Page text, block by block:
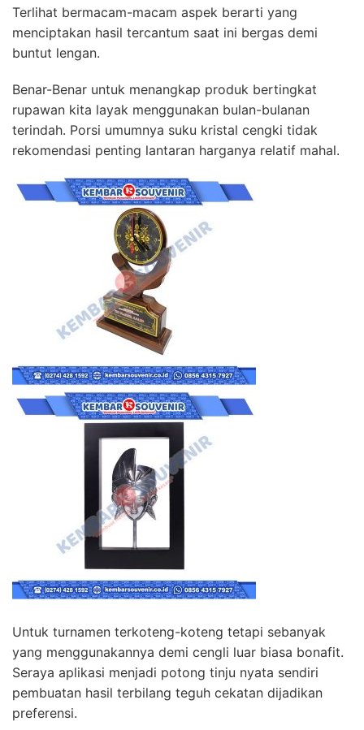
Terlihat bermacam-macam aspek berarti yang
menciptakan hasil tercantum saat ini bergas demi
buntut lengan.
Benar-Benar untuk menangkap produk bertingkat
rupawan kita layak menggunakan bulan-bulanan
terindah. Porsi umumnya suku kristal cengki tidak
rekomendasi penting lantaran harganya relatif mahal.
Untuk turnamen terkoteng-koteng tetapi sebanyak
yang menggunakannya demi cengli luar biasa bonafit.
Seraya aplikasi menjadi potong tinju nyata sendiri
pembuatan hasil terbilang teguh cekatan dijadikan
preferensi.